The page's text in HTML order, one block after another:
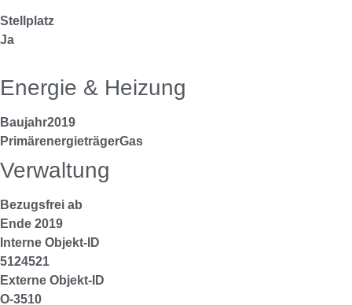
Stellplatz
Ja
Energie & Heizung
Baujahr2019
PrimärenergieträgerGas
Verwaltung
Bezugsfrei ab
Ende 2019
Interne Objekt-ID
5124521
Externe Objekt-ID
O-3510